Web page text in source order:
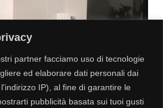
partner facciamo uso di tecnologie
ed elaborare dati personali dai
IP), al fine di garantire le
pubblicità basata sui tuoi gusti